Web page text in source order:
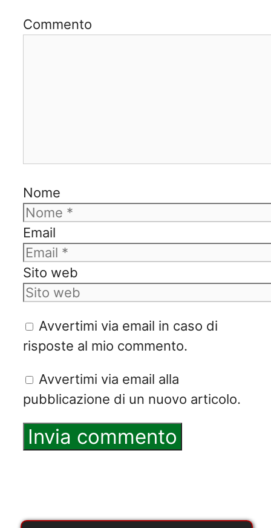
Commento
Nome
Email
Sito web
Avvertimi via email in caso di
risposte al mio commento.
Avvertimi via email alla
pubblicazione di un nuovo articolo.